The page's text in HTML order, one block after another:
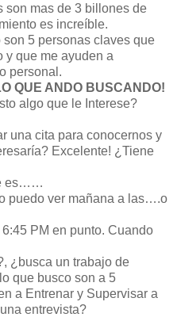
son mas de 3 billones de
es increíble.
son 5 personas claves que
y que me ayuden a
personal.
QUE ANDO BUSCANDO!
algo que le Interese?
una cita para conocernos y
Excelente! ¿Tiene
es……
puedo ver mañana a las….o
PM en punto. Cuando
¿busca un trabajo de
que busco son a 5
a Entrenar y Supervisar a
entrevista?